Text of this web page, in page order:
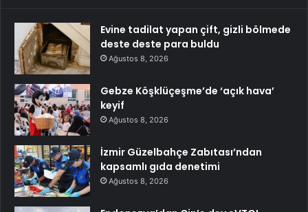
Evine tadilat yapan çift, gizli bölmede
deste deste para buldu
Ağustos 8, 2026
Gebze Köşklüçeşme’de ‘açık hava’
keyif
Ağustos 8, 2026
İzmir Güzelbahçe Zabıtası’ndan
kapsamlı gıda denetimi
Ağustos 8, 2026